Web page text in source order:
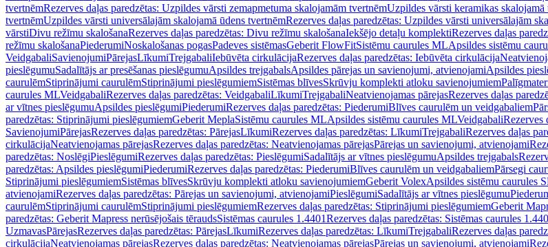
tvertnēmRezerves daļas paredzētas: Uzpildes vārsti zemapmetuma skalojamām tvertnēmUzpildes vārsti keramikas skalojamā
tvertnēmUzpildes vārsti universālajām skalojamā ūdens tvertnēmRezerves daļas paredzētas: Uzpildes vārsti universālajām
vārstiDivu režīmu skalošanaRezerves daļas paredzētas: Divu režīmu skalošanaIekšējo detaļu komplektiRezerves daļas
režīmu skalošanaPiederumiNoskalošanas pogasPadeves sistēmasGeberit FlowFitSistēmu caurules MLApsildes sistēmu
VeidgabaliSavienojumiPārejasLīkumiTrejgabaliIebūvēta cirkulācijaRezerves daļas paredzētas: Iebūvēta cirkulācija
pieslēgumuSadalītājs ar presēšanas pieslēgumuApsildes trejgabalsApsildes pārejas un savienojumi, atvienojamiApsildes
caurulēmStiprinājumi caurulēmStiprinājumi pieslēgumiemSistēmas blīvesSkrūvju komplekti atloku savienojumiem
caurules MLVeidgabaliRezerves daļas paredzētas: VeidgabaliLīkumiTrejgabaliNeatvienojamas pārejasRezerves daļas
ar vītnes pieslēgumuApsildes pieslēgumiPiederumiRezerves daļas paredzētas: PiederumiBlīves caurulēm un veidgabaliem
paredzētas: Stiprinājumi pieslēgumiemGeberit MeplaSistēmu caurules MLApsildes sistēmu caurules MLVeidgabaliRezerves
SavienojumiPārejasRezerves daļas paredzētas: PārejasLīkumiRezerves daļas paredzētas: LīkumiTrejgabaliRezerves daļas
cirkulācijaNeatvienojamas pārejasRezerves daļas paredzētas: Neatvienojamas pārejasPārejas un savienojumi, atvienojami
paredzētas: NoslēgiPieslēgumiRezerves daļas paredzētas: PieslēgumiSadalītājs ar vītnes pieslēgumuApsildes trejgabals
paredzētas: Apsildes pieslēgumiPiederumiRezerves daļas paredzētas: PiederumiBlīves caurulēm un veidgabaliemPārsegi
Stiprinājumi pieslēgumiemSistēmas blīvesSkrūvju komplekti atloku savienojumiemGeberit VolexApsildes sistēmu caurules
atvienojamiRezerves daļas paredzētas: Pārejas un savienojumi, atvienojamiPieslēgumiSadalītājs ar vītnes pieslēgumu
caurulēmStiprinājumi caurulēmStiprinājumi pieslēgumiemRezerves daļas paredzētas: Stiprinājumi pieslēgumiemGeberit
paredzētas: Geberit Mapress nerūsējošais tēraudsSistēmas caurules 1.4401Rezerves daļas paredzētas: Sistēmas caurules
UzmavasPārejasRezerves daļas paredzētas: PārejasLīkumiRezerves daļas paredzētas: LīkumiTrejgabaliRezerves daļas
cirkulācijaNeatvienojamas pārejasRezerves daļas paredzētas: Neatvienojamas pārejasPārejas un savienojumi, atvienojami